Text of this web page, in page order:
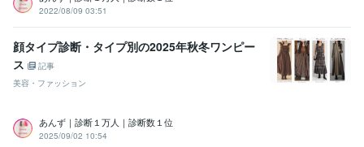
2022/08/09 03:51
顔タイプ診断・タイプ別の2025年秋冬ワンピー
ス
記事
美容・ファッション
あんず｜診断１万人｜診断数１位
2025/09/02 10:54